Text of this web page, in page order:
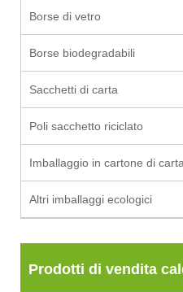
Borse di vetro
Borse biodegradabili
Sacchetti di carta
Poli sacchetto riciclato
Imballaggio in cartone di
Altri imballaggi ecologici
Prodotti di vendita